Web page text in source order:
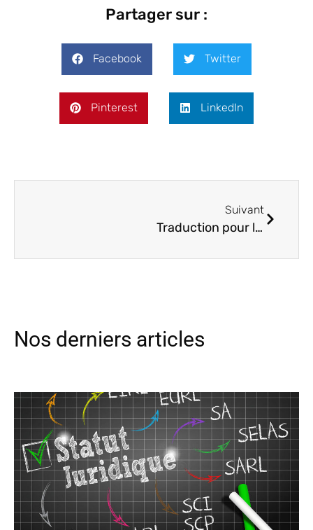
Partager sur :
Facebook Twitter
Pinterest LinkedIn
Suivant
Traduction pour l’architecture : dans le respect de l’art et des formes
Nos derniers articles